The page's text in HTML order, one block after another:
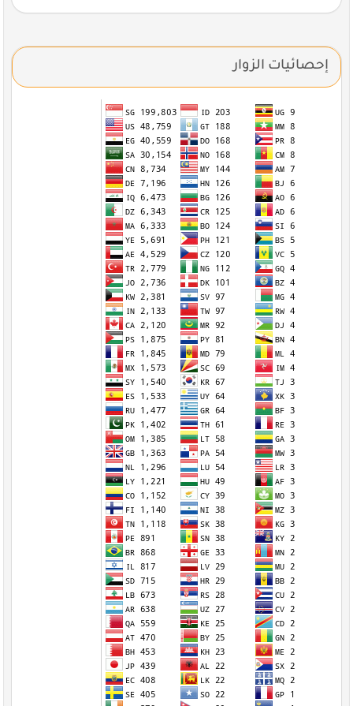
إحصائيات الزوار